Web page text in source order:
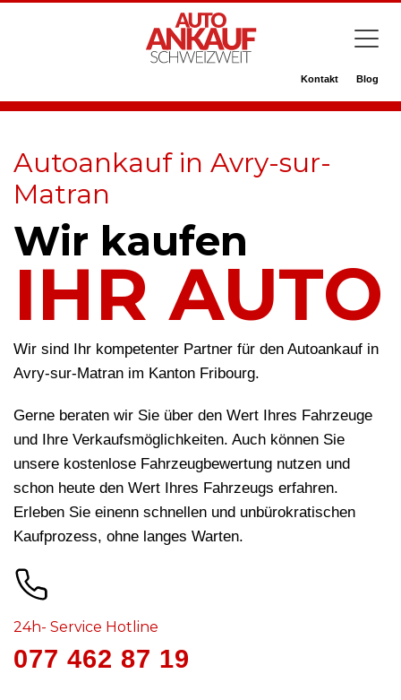
Kontakt Blog
Autoankauf in Avry-sur-
Matran
Wir kaufen
IHR AUTO
Wir sind Ihr kompetenter Partner für den Autoankauf in
Avry-sur-Matran im Kanton Fribourg.
Gerne beraten wir Sie über den Wert Ihres Fahrzeuge
und Ihre Verkaufsmöglichkeiten. Auch können Sie
unsere kostenlose Fahrzeugbewertung nutzen und
schon heute den Wert Ihres Fahrzeugs erfahren.
Erleben Sie einenn schnellen und unbürokratischen
Kaufprozess, ohne langes Warten.
24h- Service Hotline
077 462 87 19